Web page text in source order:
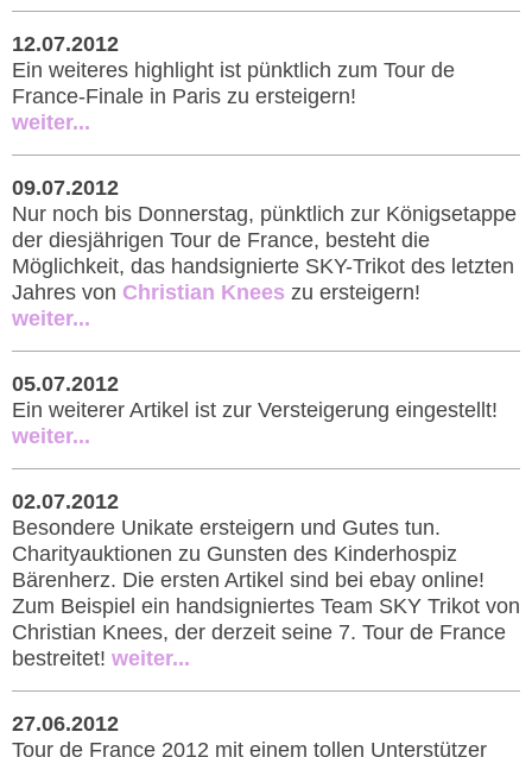
12.07.2012
Ein weiteres highlight ist pünktlich zum Tour de
France-Finale in Paris zu ersteigern!
weiter...
09.07.2012
Nur noch bis Donnerstag, pünktlich zur Königsetappe
der diesjährigen Tour de France, besteht die
Möglichkeit, das handsignierte SKY-Trikot des letzten
Jahres von Christian Knees zu ersteigern!
weiter...
05.07.2012
Ein weiterer Artikel ist zur Versteigerung eingestellt!
weiter...
02.07.2012
Besondere Unikate ersteigern und Gutes tun.
Charityauktionen zu Gunsten des Kinderhospiz
Bärenherz. Die ersten Artikel sind bei ebay online!
Zum Beispiel ein handsigniertes Team SKY Trikot von
Christian Knees, der derzeit seine 7. Tour de France
bestreitet! weiter...
27.06.2012
Tour de France 2012 mit einem tollen Unterstützer